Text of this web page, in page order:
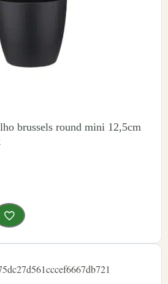
brussels round mini 12,5cm